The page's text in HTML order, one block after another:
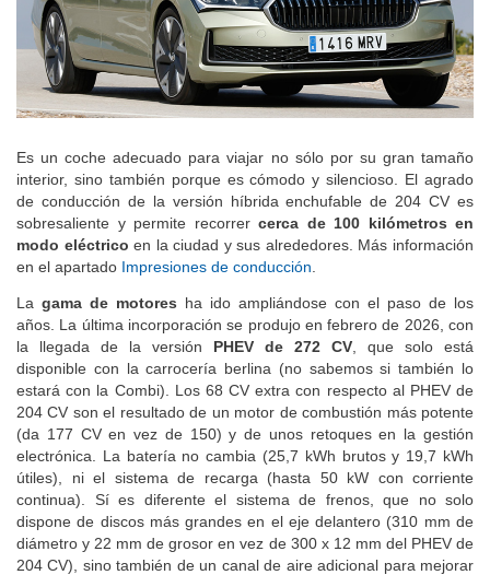
Es un coche adecuado para viajar no sólo por su gran tamaño
interior, sino también porque es cómodo y silencioso. El agrado
de conducción de la versión híbrida enchufable de 204 CV es
sobresaliente y permite recorrer cerca de 100 kilómetros en
modo eléctrico en la ciudad y sus alrededores. Más información
en el apartado Impresiones de conducción
La gama de motores ha ido ampliándose con el paso de los
años. La última incorporación se produjo en febrero de 2026, con
la llegada de la versión PHEV de 272 CV , que solo está
disponible con la carrocería berlina (no sabemos si también lo
estará con la Combi). Los 68 CV extra con respecto al PHEV de
204 CV son el resultado de un motor de combustión más potente
(da 177 CV en vez de 150) y de unos retoques en la gestión
electrónica. La batería no cambia (25,7 kWh brutos y 19,7 kWh
útiles), ni el sistema de recarga (hasta 50 kW con corriente
continua). Sí es diferente el sistema de frenos, que no solo
dispone de discos más grandes en el eje delantero (310 mm de
diámetro y 22 mm de grosor en vez de 300 x 12 mm del PHEV de
204 CV), sino también de un canal de aire adicional para mejorar